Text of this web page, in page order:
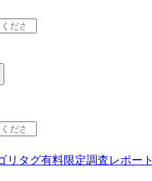
リ タグ有料限定調査レポート